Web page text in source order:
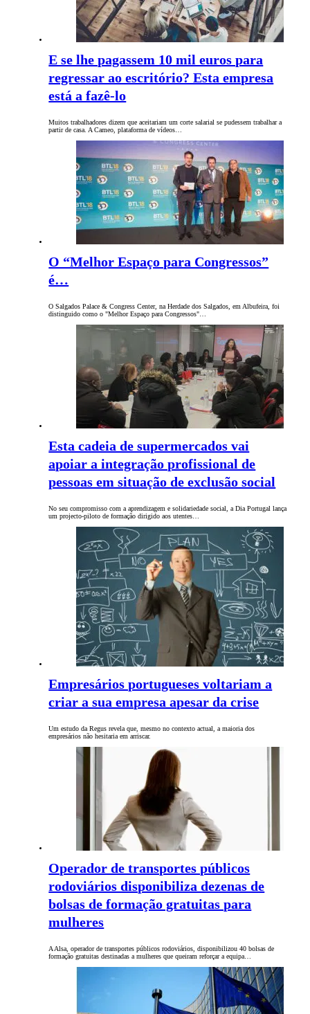
E se lhe pagassem 10 mil euros para
regressar ao escritório? Esta empresa
está a fazê-lo
Muitos trabalhadores dizem que aceitariam um corte salarial se pudessem trabalhar a
partir de casa. A Cameo, plataforma de vídeos…
O “Melhor Espaço para Congressos”
é…
O Salgados Palace & Congress Center, na Herdade dos Salgados, em Albufeira, foi
distinguido como o "Melhor Espaço para Congressos"…
Esta cadeia de supermercados vai
apoiar a integração profissional de
pessoas em situação de exclusão social
No seu compromisso com a aprendizagem e solidariedade social, a Dia Portugal lança
um projecto-piloto de formação dirigido aos utentes…
Empresários portugueses voltariam a
criar a sua empresa apesar da crise
Um estudo da Regus revela que, mesmo no contexto actual, a maioria dos
empresários não hesitaria em arriscar.
Operador de transportes públicos
rodoviários disponibiliza dezenas de
bolsas de formação gratuitas para
mulheres
A Alsa, operador de transportes públicos rodoviários, disponibilizou 40 bolsas de
formação gratuitas destinadas a mulheres que queiram reforçar a equipa…